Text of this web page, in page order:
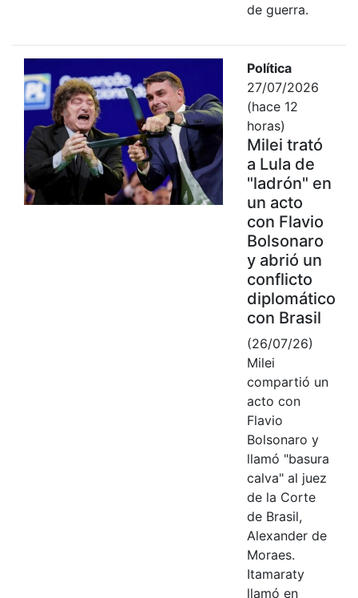
de guerra.
Política
27/07/2026
(hace 12
horas)
Milei trató
a Lula de
"ladrón" en
un acto
con Flavio
Bolsonaro
y abrió un
conflicto
diplomático
con Brasil
(26/07/26)
Milei
compartió un
acto con
Flavio
Bolsonaro y
llamó "basura
calva" al juez
de la Corte
de Brasil,
Alexander de
Moraes.
Itamaraty
llamó en